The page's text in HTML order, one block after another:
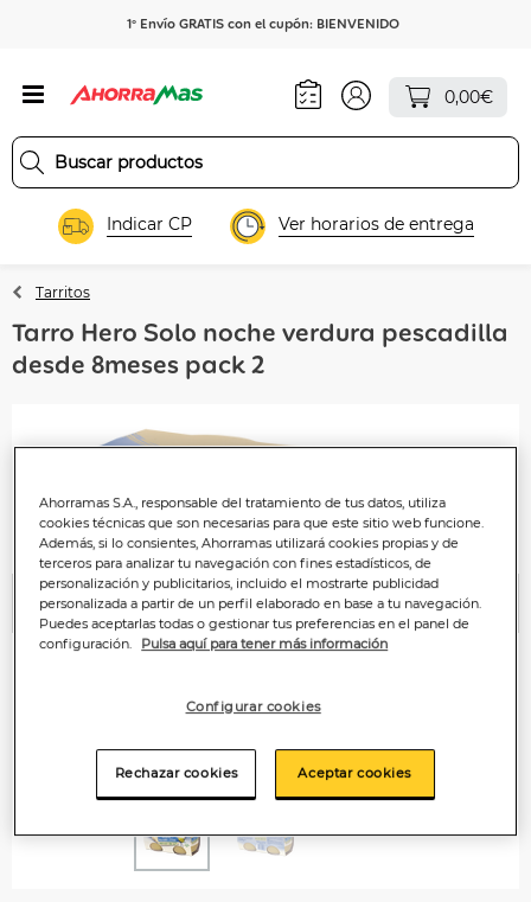
1º Envío GRATIS con el cupón: BIENVENIDO
0,00€
Indicar CP Ver horarios de entrega
Tarritos
Tarro Hero Solo noche verdura pescadilla
desde 8meses pack 2
Anterior
Ahorramas S.A., responsable del tratamiento de tus datos, utiliza
cookies técnicas que son necesarias para que este sitio web funcione.
Además, si lo consientes, Ahorramas utilizará cookies propias y de
terceros para analizar tu navegación con fines estadísticos, de
personalización y publicitarios, incluido el mostrarte publicidad
personalizada a partir de un perfil elaborado en base a tu navegación.
Puedes aceptarlas todas o gestionar tus preferencias en el panel de
configuración.
Pulsa aquí para tener más información
Configurar cookies
Rechazar cookies Aceptar cookies